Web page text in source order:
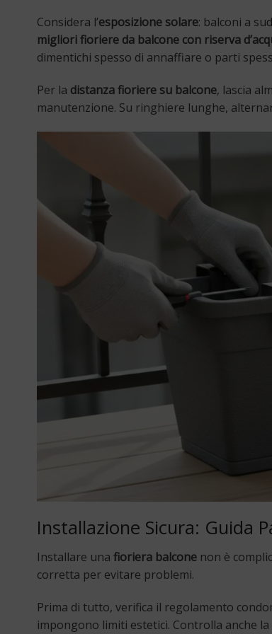
Considera l’esposizione solare: balconi a
migliori fioriere da balcone con riserva
dimentichi spesso di annaffiare o parti
Per la distanza fioriere su balcone, lascia
manutenzione. Su ringhiere lunghe,
Installazione Sicura: Guida
Installare una fioriera balcone non è
corretta per evitare problemi.
Prima di tutto, verifica il regolamento
impongono limiti estetici. Controlla anche